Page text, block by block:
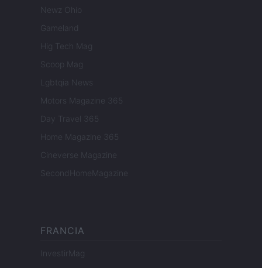
Newz Ohio
Gameland
Hig Tech Mag
Scoop Mag
Lgbtqia News
Motors Magazine 365
Day Travel 365
Home Magazine 365
Cineverse Magazine
SecondHomeMagazine
FRANCIA
InvestirMag